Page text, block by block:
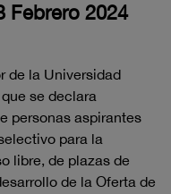
Febrero 2024
de la Universidad
se declara
personas aspirantes
para la
libre, de plazas de
de la Oferta de